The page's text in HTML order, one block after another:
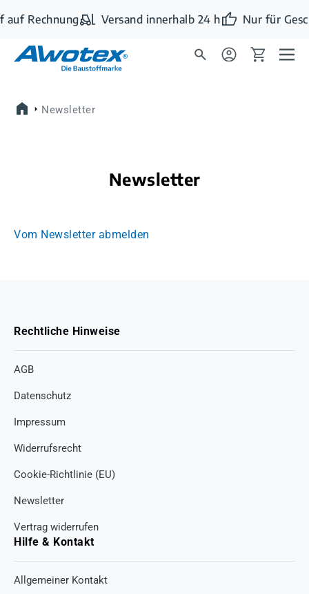
Zum Hauptinhalt springen
auf Rechnung Versand innerhalb 24 h Nur für
Newsletter
Newsletter
Vom Newsletter abmelden
Rechtliche Hinweise
AGB
Datenschutz
Impressum
Widerrufsrecht
Cookie-Richtlinie (EU)
Newsletter
Vertrag widerrufen
Hilfe & Kontakt
Allgemeiner Kontakt